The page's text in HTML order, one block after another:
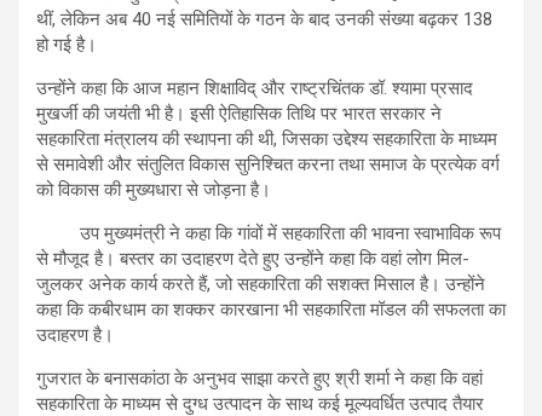
थीं, लेकिन अब 40 नई समितियों के गठन के बाद उनकी संख्या बढ़कर 138
हो गई है।
उन्होंने कहा कि आज महान शिक्षाविद् और राष्ट्रचिंतक डॉ. श्यामा प्रसाद
मुखर्जी की जयंती भी है। इसी ऐतिहासिक तिथि पर भारत सरकार ने
सहकारिता मंत्रालय की स्थापना की थी, जिसका उद्देश्य सहकारिता के माध्यम
से समावेशी और संतुलित विकास सुनिश्चित करना तथा समाज के प्रत्येक वर्ग
को विकास की मुख्यधारा से जोड़ना है।
उप मुख्यमंत्री ने कहा कि गांवों में सहकारिता की भावना स्वाभाविक रूप
से मौजूद है। बस्तर का उदाहरण देते हुए उन्होंने कहा कि वहां लोग मिल-
जुलकर अनेक कार्य करते हैं, जो सहकारिता की सशक्त मिसाल है। उन्होंने
कहा कि कबीरधाम का शक्कर कारखाना भी सहकारिता मॉडल की सफलता का
उदाहरण है।
गुजरात के बनासकांठा के अनुभव साझा करते हुए श्री शर्मा ने कहा कि वहां
सहकारिता के माध्यम से दुग्ध उत्पादन के साथ कई मूल्यवर्धित उत्पाद तैयार